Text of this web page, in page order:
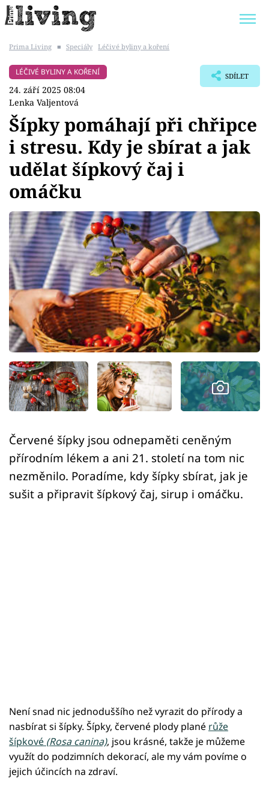
BYDLENÍ SLAVNÝCH
ZAHRADA
Témata
Bydlení
Zahrada
Design
Sledujte prima+
Přihlášení
Sledujte nás
Prima Living ■ Speciály Léčivé byliny a koření
LÉČIVÉ BYLINY A KOŘENÍ
24. září 2025 08:04
Lenka Valjentová
SDÍLET
Šípky pomáhají při chřipce
i stresu. Kdy je sbírat a jak
udělat šípkový čaj i
omáčku
Červené šípky jsou odnepaměti ceněným
přírodním lékem a ani 21. století na tom nic
nezměnilo. Poradíme, kdy šípky sbírat, jak je
sušit a připravit šípkový čaj, sirup i omáčku.
Není snad nic jednoduššího než vyrazit do přírody a
nasbírat si šípky. Šípky, červené plody plané růže
šípkové (Rosa canina), jsou krásné, takže je můžeme
využít do podzimních dekorací, ale my vám povíme o
jejich účincích na zdraví.